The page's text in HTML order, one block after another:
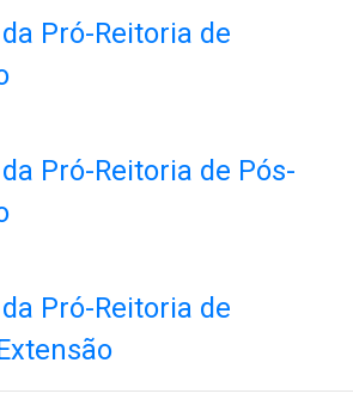
Pró-Reitoria de
Pró-Reitoria de Pós-
Pró-Reitoria de